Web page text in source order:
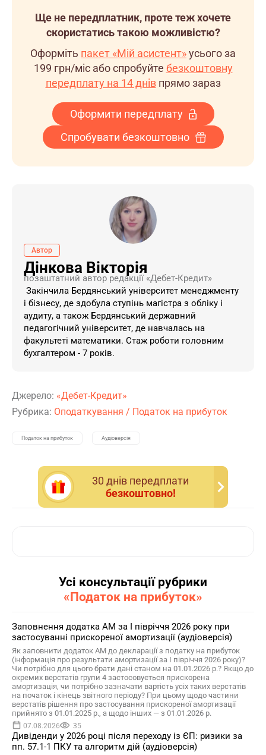
Ще не передплатник, проте теж хочете
скористатись такою можливістю?
Оформіть пакет «Мій асистент»усього за
199 грн/місабо спробуйте безкоштовну
передплату на 14 днівпрямо зараз
Оформити передплату
Спробувати безкоштовно
Автор
Дінкова Вікторія
позаштатний автор редакції «Дебет-Кредит»
Закінчила Бердянський університет менеджменту
і бізнесу, де здобула ступінь магістра з обліку і
аудиту, а також Бердянський державний
педагогічний університет, де навчалась на
факультеті математики. Стаж роботи головним
бухгалтером - 7 років.
Джерело: «Дебет-Кредит»
Рубрика: Оподаткування / Податок на прибуток
Податок на прибуток Аудіоверсія
30 днiв передплати
безкоштовно!
Усі консультації рубрики
«Податок на прибуток»
Заповнення додатка АМ за І півріччя 2026 року при
застосуванні прискореної амортизації (аудіоверсія)
Як заповнити додаток АМ до декларації з податку на прибуток
(інформація про результати амортизації за І півріччя 2026 року)?
Чи потрібно для цього брати дані станом на 01.01.2026 р.? Якщо до
окремих верстатів групи 4 застосовується прискорена
амортизація, чи потрібно зазначати вартість усіх таких верстатів
на початок і кінець звітного періоду? При цьому щодо частини
верстатів рішення про застосування прискореної амортизації
прийнято з 01.01.2025 р., а щодо інших — з 01.01.2026 р.
07.08.2026 35
Дивіденди у 2026 році після переходу із ЄП: ризики за
пп. 57.1-1 ПКУ та алгоритм дій (аудіоверсія)